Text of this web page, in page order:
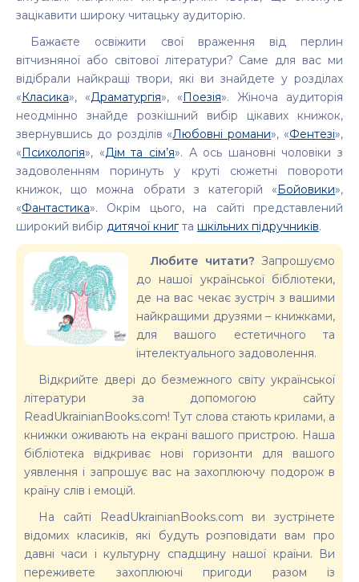
зацікавити широку читацьку аудиторію.
Бажаєте освіжити свої враження від перлин
вітчизняної або світової літератури? Саме для вас ми
відібрали найкращі твори, які ви знайдете у розділах
«Класика», «Драматургія», «Поезія». Жіноча аудиторія
неодмінно знайде розкішний вибір цікавих книжок,
звернувшись до розділів «Любовні романи», «Фентезі»,
«Психологія», «Дім та сім’я». А ось шановні чоловіки з
задоволенням поринуть у круті сюжетні повороти
книжок, що можна обрати з категорій «Бойовики»,
«Фантастика». Окрім цього, на сайті представлений
широкий вибір дитячої книгта шкільних підручників.
Любите читати? Запрошуємо
до нашої української бібліотеки,
де на вас чекає зустріч з вашими
найкращими друзями – книжками,
для вашого естетичного та
інтелектуального задоволення.
Відкрийте двері до безмежного світу української
літератури за допомогою сайту
ReadUkrainianBooks.com! Тут слова стають крилами, а
книжки оживають на екрані вашого пристрою. Наша
бібліотека відкриває нові горизонти для вашого
уявлення і запрошує вас на захоплюючу подорож в
країну слів і емоцій.
На сайті ReadUkrainianBooks.com ви зустрінете
відомих класиків, які будуть розповідати вам про
давні часи і культурну спадщину нашої країни. Ви
переживете захоплюючі пригоди разом із